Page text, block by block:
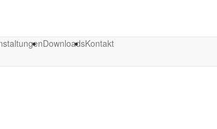
DownloadsKontakt